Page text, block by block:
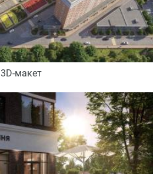
3D-макет